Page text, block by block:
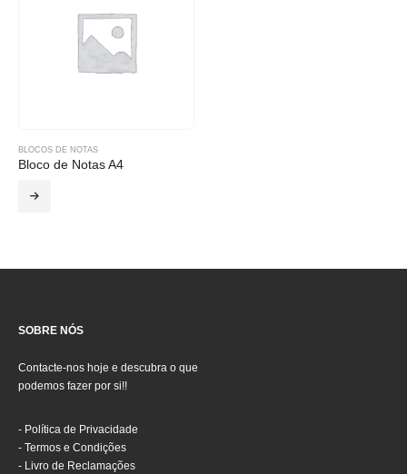
BLOCOS DE NOTAS
Bloco de Notas A4
SOBRE NÓS
Contacte-nos hoje e descubra o que
podemos fazer por si!!
- Política de Privacidade
- Termos e Condições
- Livro de Reclamações